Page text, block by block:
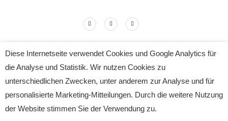
Copyright The SUMMIT 2024
All Rights Reserved
Impressum|Datenschutz
Diese Internetseite verwendet Cookies und Google Analytics für
die Analyse und Statistik. Wir nutzen Cookies zu
unterschiedlichen Zwecken, unter anderem zur Analyse und für
personalisierte Marketing-Mitteilungen. Durch die weitere Nutzung
der Website stimmen Sie der Verwendung zu.